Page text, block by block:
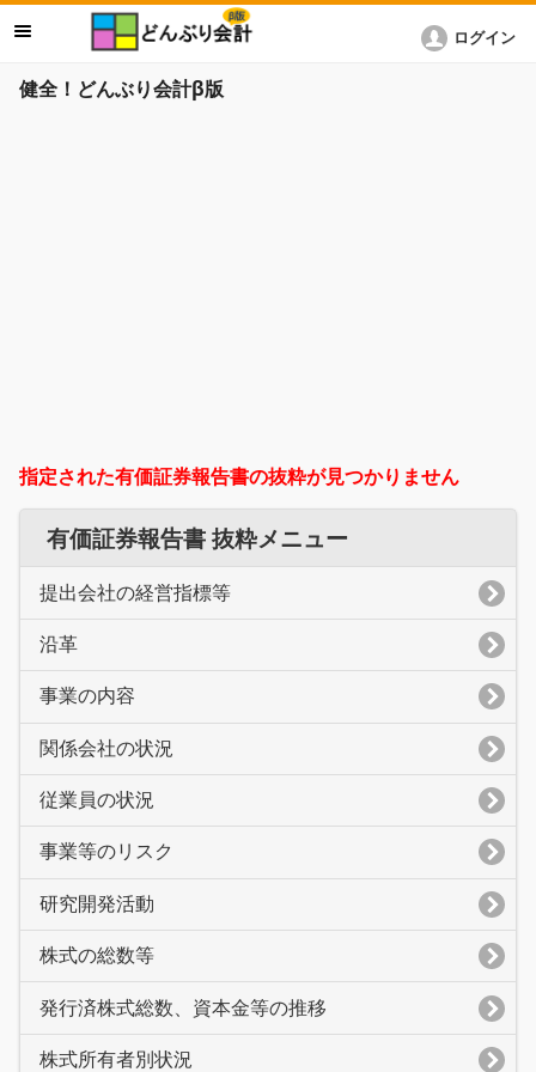
健全！どんぶり会計β版
ログイン
指定された有価証券報告書の抜粋が見つかりません
有価証券報告書 抜粋メニュー
提出会社の経営指標等
沿革
事業の内容
関係会社の状況
従業員の状況
事業等のリスク
研究開発活動
株式の総数等
発行済株式総数、資本金等の推移
株式所有者別状況